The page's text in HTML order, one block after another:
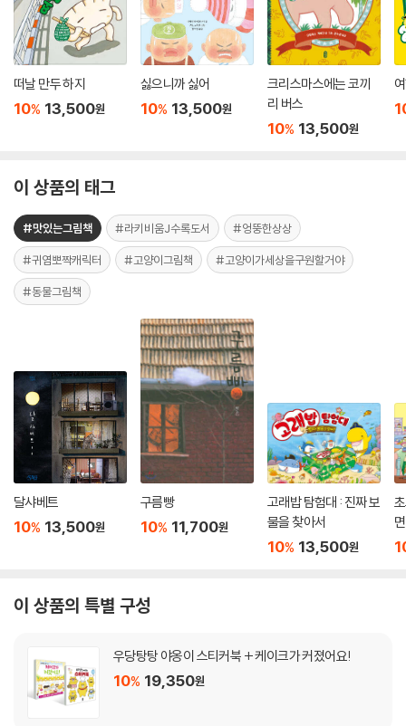
떠날 만두 하지
10% 13,500원
싫으니까 싫어
10% 13,500원
크리스마스에는 코끼
리 버스
10% 13,500원
이 상품의 태그
#맛있는그림책 #라키비움J수록도서 #엉뚱한상상
#귀염뽀짝캐릭터 #고양이그림책 #고양이가세상을구원할거야
#동물그림책
달샤베트
10% 13,500원
구름빵
10% 11,700원
고래밥 탐험대 : 진짜 보
물을 찾아서
10% 13,500원
면
이 상품의 특별 구성
우당탕탕 야옹이 스티커북 + 케이크가 커졌어요!
10% 19,350원